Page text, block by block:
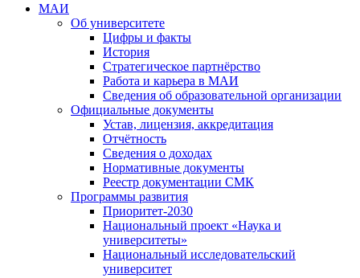
МАИ
Об университете
Цифры и факты
История
Стратегическое партнёрство
Работа и карьера в МАИ
Сведения об образовательной организации
Официальные документы
Устав, лицензия, аккредитация
Отчётность
Сведения о доходах
Нормативные документы
Реестр документации СМК
Программы развития
Приоритет-2030
Национальный проект «Наука и
университеты»
Национальный исследовательский
университет